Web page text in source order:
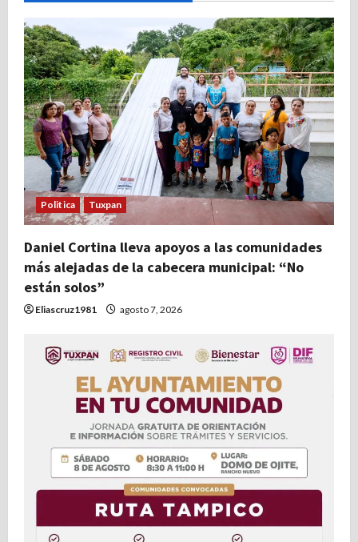
i
ó
n
d
e
e
n
t
r
a
Politica Tuxpan
Daniel Cortina lleva apoyos a las comunidades
más alejadas de la cabecera municipal: “No
están solos”
Eliascruz1981 agosto 7, 2026